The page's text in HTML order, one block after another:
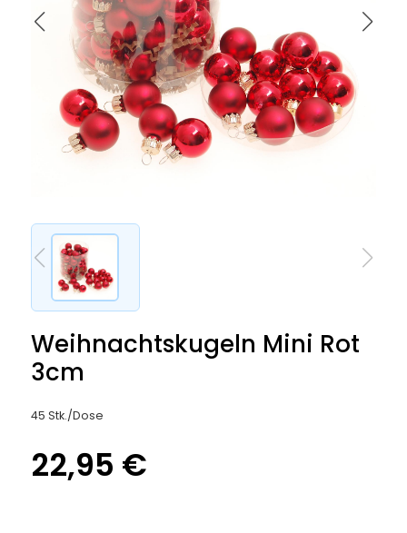
Weihnachtskugeln Mini Rot
3cm
45 Stk./Dose
22,95 €